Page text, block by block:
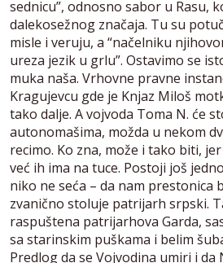
sednicu”, odnosno sabor u Rasu,
dalekosežnog značaja. Tu su
misle i veruju, a “načelniku
ureza jezik u grlu”. Ostavimo se
muka naša. Vrhovne pravne
Kragujevcu gde je Knjaz Miloš
tako dalje. A vojvoda Toma N. će
autonomašima, možda u nekom
recimo. Ko zna, može i tako biti,
već ih ima na tuce. Postoji još
niko ne seća – da nam prestonica
zvanično stoluje patrijarh srpski.
raspuštena patrijarhova Garda,
sa starinskim puškama i belim
Predlog da se Vojvodina umiri i da